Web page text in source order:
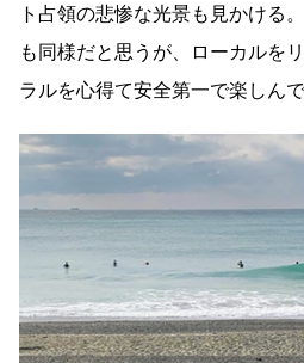
ト占領の悲惨な光景も見かける
も同様だと思うが、ローカルを
ラルを心得て安全第一で楽しんで